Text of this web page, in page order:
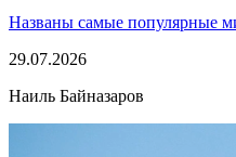
Названы самые популярные
29.07.2026
Наиль Байназаров